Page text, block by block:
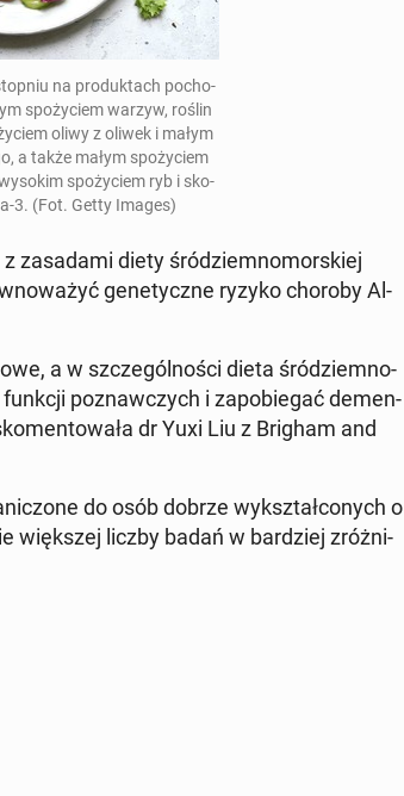
na pro­duk­tach po­cho­
spo­ży­ciem warzyw, roślin
oliwy z oliwek i małym
a także małym spo­ży­ciem
spo­ży­ciem ryb i sko­
3. (Fot. Getty Images)
za­sa­da­mi diety śród­ziem­no­mor­skiej
ge­ne­tycz­ne ryzyko choroby Al­
a w szcze­gól­no­ści dieta śród­ziem­no­
po­znaw­czych i za­po­bie­gać de­men­
dr Yuxi Liu z Brigham and
do osób dobrze wy­kształ­co­nych o
więk­szej liczby badań w bar­dziej zróż­ni­